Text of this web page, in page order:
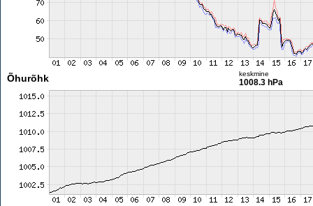
Õhurõhk keskmine
1008.3 hPa